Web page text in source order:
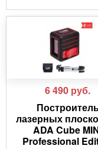
6 490 руб.
лазерных
ADA Cube
Professional